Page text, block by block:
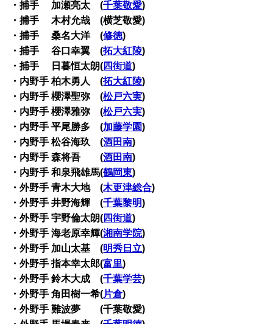
・捕手 加瀬亮太 (千葉敬愛)
・捕手 木村允哉 (横芝敬愛)
・捕手 桑名大洋 (修徳)
・捕手 谷口幸翼 (拓大紅陵)
・捕手 日暮恒太朗(四街道)
・内野手 柏木勇人 (拓大紅陵)
・内野手 櫻澤聖弥 (松戸六実)
・内野手 櫻澤雅弥 (松戸六実)
・内野手 平尾勝多 (加藤学園)
・内野手 松谷海玖 (酒田南)
・内野手 森将吾 (酒田南)
・内野手 和泉飛雄馬(鶴岡東)
・外野手 青木大地 (木更津総合)
・外野手 井野海輝 (千葉黎明)
・外野手 宇野倫太朗(四街道)
・外野手 海老原幸輝(湘南学院)
・外野手 加山太基 (明秀日立)
・外野手 指本幸太郎(富里)
・外野手 鈴木大成 (千葉学芸)
・外野手 角田樹一希(片倉)
・外野手 難波夢 (千葉敬愛)